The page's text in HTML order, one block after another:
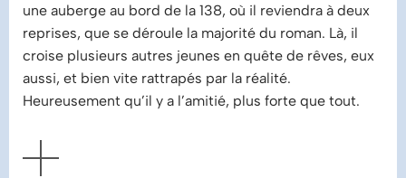
une auberge au bord de la 138, où il reviendra à deux
reprises, que se déroule la majorité du roman. Là, il
croise plusieurs autres jeunes en quête de rêves, eux
aussi, et bien vite rattrapés par la réalité.
Heureusement qu’il y a l’amitié, plus forte que tout.